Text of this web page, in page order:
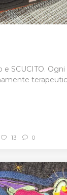
e SCUCITO.
13 0